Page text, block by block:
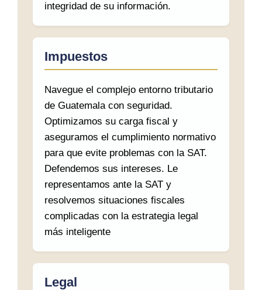
integridad de su información.
Impuestos
Navegue el complejo entorno tributario
de Guatemala con seguridad.
Optimizamos su carga fiscal y
aseguramos el cumplimiento normativo
para que evite problemas con la SAT.
Defendemos sus intereses. Le
representamos ante la SAT y
resolvemos situaciones fiscales
complicadas con la estrategia legal
más inteligente
Legal